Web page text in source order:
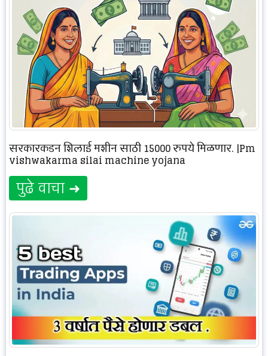
सरकारकडून शिलाई मशीन साठी 15000 रुपये मिळणार. |Pm
vishwakarma silai machine yojana
पुढे वाचा ➜